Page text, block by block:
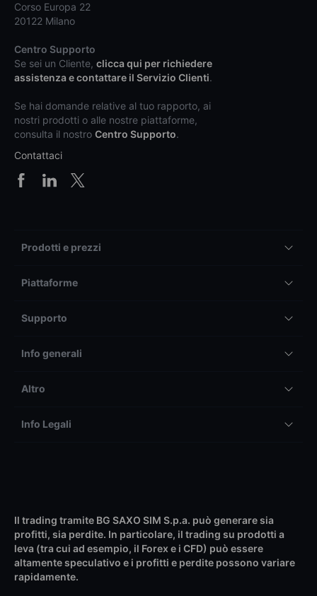
Corso Europa 22
20122 Milano
Centro Supporto
Se sei un Cliente, clicca qui per richiedere
assistenza e contattare il Servizio Clienti.
Se hai domande relative al tuo rapporto, ai
nostri prodotti o alle nostre piattaforme,
consulta il nostro Centro Supporto.
Contattaci
Prodotti e prezzi
Piattaforme
Supporto
Info generali
Altro
Info Legali
Il trading tramite BG SAXO SIM S.p.a. può generare sia
profitti, sia perdite. In particolare, il trading su prodotti a
leva (tra cui ad esempio, il Forex e i CFD) può essere
altamente speculativo e i profitti e perdite possono variare
rapidamente.